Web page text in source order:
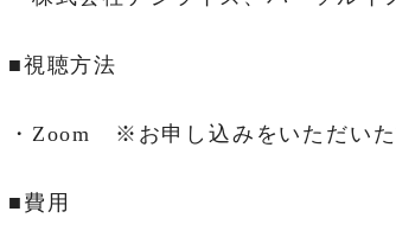
■視聴方法
・Zoom ※お申し込みをいただいた
■費用